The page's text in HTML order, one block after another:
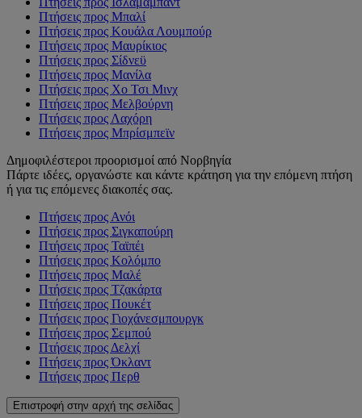
Πτήσεις προς Μπαλί
Πτήσεις προς Κουάλα Λουμπούρ
Πτήσεις προς Μαυρίκιος
Πτήσεις προς Σίδνεϋ
Πτήσεις προς Μανίλα
Πτήσεις προς Χο Τσι Μινχ
Πτήσεις προς Μελβούρνη
Πτήσεις προς Λαχόρη
Πτήσεις προς Μπρίσμπεϊν
Δημοφιλέστεροι προορισμοί από Νορβηγία
Πάρτε ιδέες, οργανώστε και κάντε κράτηση για την επόμενη πτήση
ή για τις επόμενες διακοπές σας.
Πτήσεις προς Ανόι
Πτήσεις προς Σιγκαπούρη
Πτήσεις προς Ταϊπέι
Πτήσεις προς Κολόμπο
Πτήσεις προς Μαλέ
Πτήσεις προς Τζακάρτα
Πτήσεις προς Πουκέτ
Πτήσεις προς Γιοχάνεσμπουργκ
Πτήσεις προς Σεμπού
Πτήσεις προς Δελχί
Πτήσεις προς Όκλαντ
Πτήσεις προς Περθ
Επιστροφή στην αρχή της σελίδας